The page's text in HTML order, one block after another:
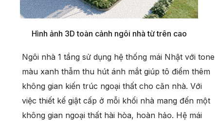
Hình ảnh 3D toàn cảnh ngôi nhà từ trên cao
Ngôi nhà 1 tầng sử dụng hệ thống mái Nhật với tone
màu xanh thẫm thu hút ánh mắt giúp tô điểm thêm
không gian kiến trúc ngoại thất cho căn nhà. Với
việc thiết kế giật cấp ở mỗi khối nhà mang đến một
không gian ngoại thất hài hòa, hoàn hảo. Hệ mái